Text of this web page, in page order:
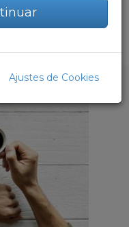
Ajustes de Cookies